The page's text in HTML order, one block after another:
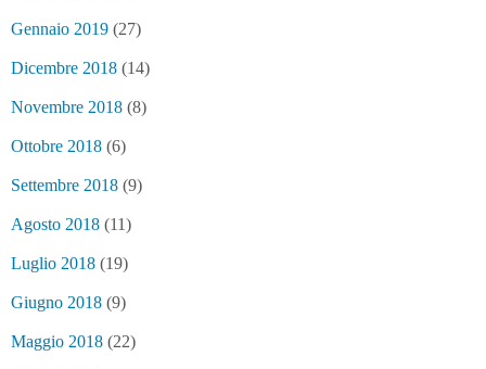
Gennaio 2019 (27)
Dicembre 2018 (14)
Novembre 2018 (8)
Ottobre 2018 (6)
Settembre 2018 (9)
Agosto 2018 (11)
Luglio 2018 (19)
Giugno 2018 (9)
Maggio 2018 (22)